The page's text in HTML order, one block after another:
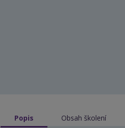
Popis Obsah školení